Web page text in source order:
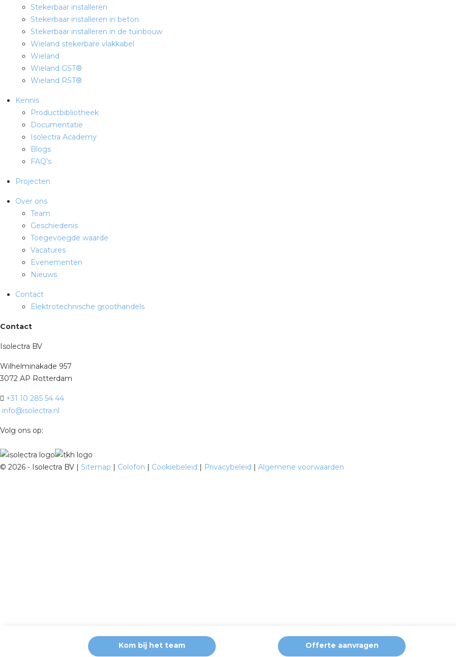
Kom bij het team Offerte aanvragen
Stekerbaar installeren
Stekerbaar installeren in beton
Stekerbaar installeren in de tuinbouw
Wieland stekerbare vlakkabel
Wieland
Wieland GST®
Wieland RST®
Kennis
Productbibliotheek
Documentatie
Isolectra Academy
Blogs
FAQ's
Projecten
Over ons
Team
Geschiedenis
Toegevoegde waarde
Vacatures
Evenementen
Nieuws
Contact
Elektrotechnische groothandels
Contact
Isolectra BV
Wilhelminakade 957
3072 AP Rotterdam
+31 10 285 54 44
info@isolectra.nl
Volg ons op:
© 2026 - Isolectra BV | Sitemap | Colofon | Cookiebeleid | Privacybeleid | Algemene voorwaarden